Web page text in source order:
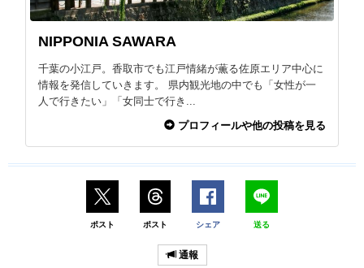
NIPPONIA SAWARA
千葉の小江戸。香取市でも江戸情緒が薫る佐原エリア中心に
情報を発信していきます。 県内観光地の中でも「女性が一
人で行きたい」「女同士で行き...
プロフィールや他の投稿を見る
ポスト ポスト シェア 送る
通報